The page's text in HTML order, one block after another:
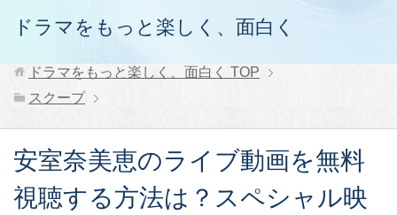
ドラマをもっと楽しく、面白く
ドラマをもっと楽しく、面白く TOP
スクープ
安室奈美恵のライブ動画を無料
視聴する方法は？スペシャル映